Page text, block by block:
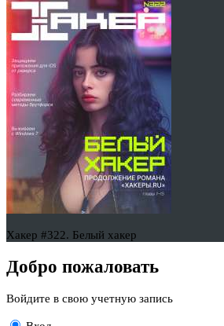
Хакер #322. Белый хакер
Добро пожаловать
Войдите в свою учетную запись